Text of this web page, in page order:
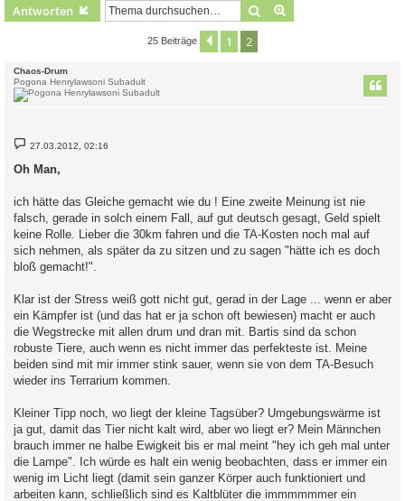
Antworten Suche
25 Beiträge Vorherige
1 2
Chaos-Drum
Pogona Henrylawsoni Subadult
B
e
t
g
27.03.2012, 02:16
Oh Man,
ich hätte das Gleiche gemacht wie du ! Eine zweite Meinung ist nie
falsch, gerade in solch einem Fall, auf gut deutsch gesagt, Geld spielt
keine Rolle. Lieber die 30km fahren und die TA-Kosten noch mal auf
sich nehmen, als später da zu sitzen und zu sagen "hätte ich es doch
bloß gemacht!".
Klar ist der Stress weiß gott nicht gut, gerad in der Lage ... wenn er aber
ein Kämpfer ist (und das hat er ja schon oft bewiesen) macht er auch
die Wegstrecke mit allen drum und dran mit. Bartis sind da schon
robuste Tiere, auch wenn es nicht immer das perfekteste ist. Meine
beiden sind mit mir immer stink sauer, wenn sie von dem TA-Besuch
wieder ins Terrarium kommen.
Kleiner Tipp noch, wo liegt der kleine Tagsüber? Umgebungswärme ist
ja gut, damit das Tier nicht kalt wird, aber wo liegt er? Mein Männchen
brauch immer ne halbe Ewigkeit bis er mal meint "hey ich geh mal unter
die Lampe". Ich würde es halt ein wenig beobachten, dass er immer ein
wenig im Licht liegt (damit sein ganzer Körper auch funktioniert und
arbeiten kann, schließlich sind es Kaltblüter die immmmmmer ein